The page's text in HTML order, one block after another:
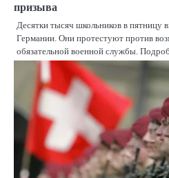
призыва
Десятки тысяч школьников в пятницу
Германии. Они протестуют против
обязательной военной службы.